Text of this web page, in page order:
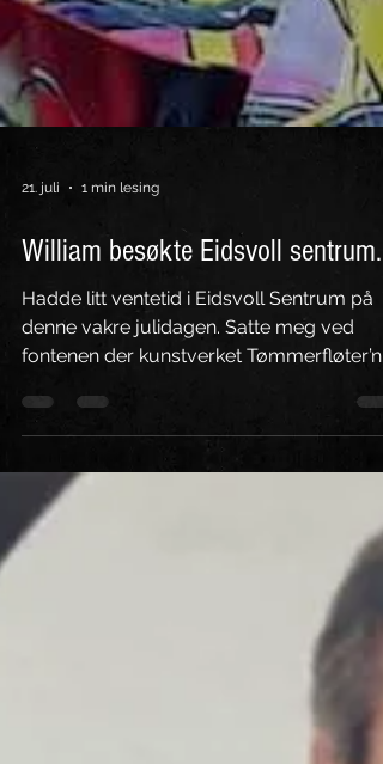
William besøkte Eidsvoll sentrum.
Hadde litt ventetid i Eidsvoll Sentrum på
denne vakre julidagen. Satte meg ved
fontenen der kunstverket Tømmerfløter’n
står. Et verk av Sivert Donali. Vakkert og
på den stilleflytende, livgivende Vorma.
Snart er vannet jeg så på, nede ved
Vormsund der det blander seg med
Glomma. Om en del timer renner alt ut i
havet nede ved østfoldbyene. Jeg så i
fall dette vannet fra Mjøsa, der det